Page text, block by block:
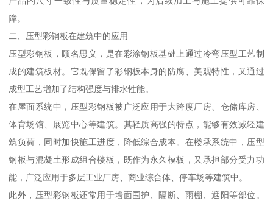
障。
二、压型彩钢板在建筑中的应用
压型彩钢板，顾名思义，是在彩涂钢板基础上通过冷弯压型工艺制
成的建筑板材。它既保留了彩钢板本身的防腐、美观特性，又通过
成型工艺增加了结构强度与排水性能。
在屋面系统中，压型彩钢板被广泛应用于大跨度厂房、仓储库房、
体育场馆、展览中心等建筑。其轻质高强的特点，能够有效减轻建
筑负荷，同时加快施工进度，降低综合成本。在楼承系统中，压型
钢板与混凝土形成组合楼板，既作为永久模板，又承担部分受力功
能，广泛应用于多层工业厂房、商业综合体、停车场等建筑中。
此外，压型彩钢板还常用于墙面围护、隔断、雨棚、遮阳等部位。